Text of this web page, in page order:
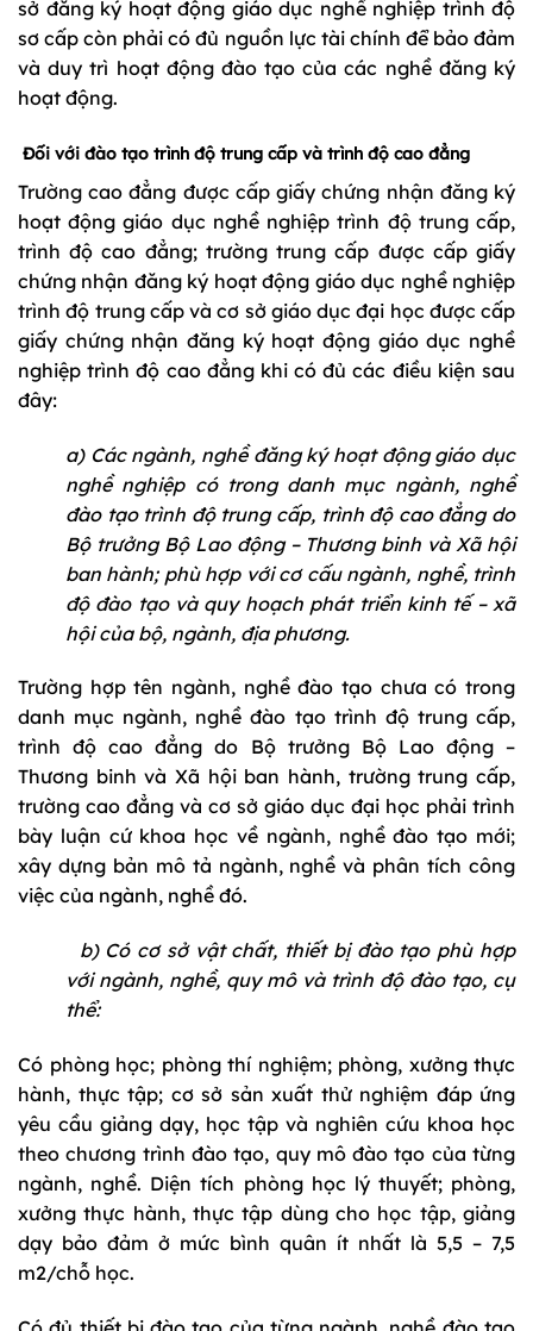
sở đăng ký hoạt động giáo dục nghề nghiệp trình độ
sơ cấp còn phải có đủ nguồn lực tài chính để bảo đảm
và duy trì hoạt động đào tạo của các nghề đăng ký
hoạt động.
Đối với đào tạo trình độ trung cấp và trình độ cao đẳng
Trường cao đẳng được cấp giấy chứng nhận đăng ký
hoạt động giáo dục nghề nghiệp trình độ trung cấp,
trình độ cao đẳng; trường trung cấp được cấp giấy
chứng nhận đăng ký hoạt động giáo dục nghề nghiệp
trình độ trung cấp và cơ sở giáo dục đại học được cấp
giấy chứng nhận đăng ký hoạt động giáo dục nghề
nghiệp trình độ cao đẳng khi có đủ các điều kiện sau
đây:
a) Các ngành, nghề đăng ký hoạt động giáo dục
nghề nghiệp có trong danh mục ngành, nghề
đào tạo trình độ trung cấp, trình độ cao đẳng do
Bộ trưởng Bộ Lao động – Thương binh và Xã hội
ban hành; phù hợp với cơ cấu ngành, nghề, trình
độ đào tạo và quy hoạch phát triển kinh tế – xã
hội của bộ, ngành, địa phương.
Trường hợp tên ngành, nghề đào tạo chưa có trong
danh mục ngành, nghề đào tạo trình độ trung cấp,
trình độ cao đẳng do Bộ trưởng Bộ Lao động –
Thương binh và Xã hội ban hành, trường trung cấp,
trường cao đẳng và cơ sở giáo dục đại học phải trình
bày luận cứ khoa học về ngành, nghề đào tạo mới;
xây dựng bản mô tả ngành, nghề và phân tích công
việc của ngành, nghề đó.
b) Có cơ sở vật chất, thiết bị đào tạo phù hợp
với ngành, nghề, quy mô và trình độ đào tạo, cụ
thể:
Có phòng học; phòng thí nghiệm; phòng, xưởng thực
hành, thực tập; cơ sở sản xuất thử nghiệm đáp ứng
yêu cầu giảng dạy, học tập và nghiên cứu khoa học
theo chương trình đào tạo, quy mô đào tạo của từng
ngành, nghề. Diện tích phòng học lý thuyết; phòng,
xưởng thực hành, thực tập dùng cho học tập, giảng
dạy bảo đảm ở mức bình quân ít nhất là 5,5 – 7,5
m2/chỗ học.